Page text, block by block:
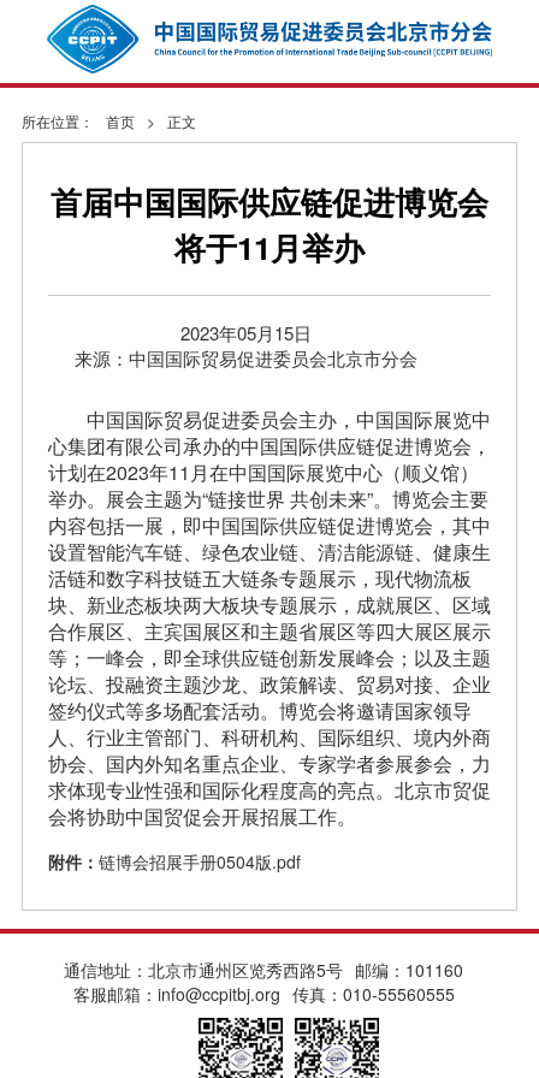
所在位置： 首页 > 正文
首届中国国际供应链促进博览会
将于11月举办
2023年05月15日
来源：中国国际贸易促进委员会北京市分会
中国国际贸易促进委员会主办，中国国际展览中
心集团有限公司承办的中国国际供应链促进博览会，
计划在2023年11月在中国国际展览中心（顺义馆）
举办。展会主题为“链接世界 共创未来”。博览会主要
内容包括一展，即中国国际供应链促进博览会，其中
设置智能汽车链、绿色农业链、清洁能源链、健康生
活链和数字科技链五大链条专题展示，现代物流板
块、新业态板块两大板块专题展示，成就展区、区域
合作展区、主宾国展区和主题省展区等四大展区展示
等；一峰会，即全球供应链创新发展峰会；以及主题
论坛、投融资主题沙龙、政策解读、贸易对接、企业
签约仪式等多场配套活动。博览会将邀请国家领导
人、行业主管部门、科研机构、国际组织、境内外商
协会、国内外知名重点企业、专家学者参展参会，力
求体现专业性强和国际化程度高的亮点。北京市贸促
会将协助中国贸促会开展招展工作。
附件： 链博会招展手册0504版.pdf
通信地址：北京市通州区览秀西路5号 邮编：101160
客服邮箱：info@ccpitbj.org 传真：010-55560555